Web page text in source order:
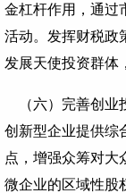
金杠杆作用，通过
活动。发挥财税政
发展天使投资群体
（六）完善创业
创新型企业提供综
点，增强众筹对大
微企业的区域性股